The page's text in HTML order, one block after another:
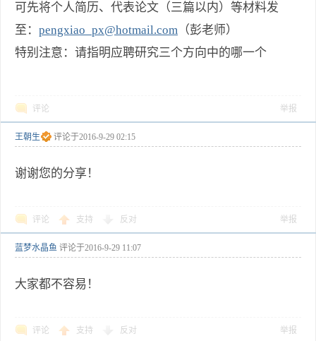
可先将个人简历、代表论文（三篇以内）等材料发
至： pengxiao_px@hotmail.com （彭老师）
特别注意：请指明应聘研究三个方向中的哪一个
评论 举报
王朝生 评论于2016-9-29 02:15
谢谢您的分享！
评论 支持 反对 举报
蓝梦水晶鱼 评论于2016-9-29 11:07
大家都不容易！
评论 支持 反对 举报